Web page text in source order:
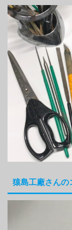
猿島工廠さんの